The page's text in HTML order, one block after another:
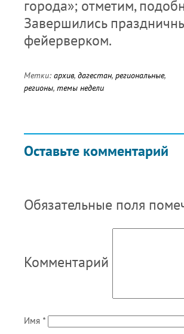
города»; отметим,
Завершились
фейерверком.
Метки: архив, дагестан, региональные,
регионы, темы недели
Оставьте комментарий
Обязательные поля
Комментарий
Имя *